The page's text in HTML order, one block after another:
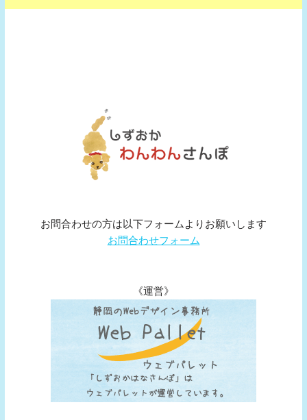
お問合わせの方は以下フォームよりお願いします
お問合わせフォーム
《運営》